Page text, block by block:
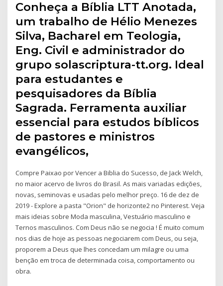
Conheça a Bíblia LTT Anotada,
um trabalho de Hélio Menezes
Silva, Bacharel em Teologia,
Eng. Civil e administrador do
grupo solascriptura-tt.org. Ideal
para estudantes e
pesquisadores da Bíblia
Sagrada. Ferramenta auxiliar
essencial para estudos bíblicos
de pastores e ministros
evangélicos,
Compre Paixao por Vencer a Biblia do Sucesso, de Jack Welch,
no maior acervo de livros do Brasil. As mais variadas edições,
novas, seminovas e usadas pelo melhor preço. 16 de dez de
2019 - Explore a pasta "Orion" de horizonte2 no Pinterest. Veja
mais ideias sobre Moda masculina, Vestuário masculino e
Ternos masculinos. Com Deus não se negocia ! É muito comum
nos dias de hoje as pessoas negociarem com Deus, ou seja,
proporem a Deus que lhes concedam um milagre ou uma
benção em troca de determinada coisa, comportamento ou
obra.